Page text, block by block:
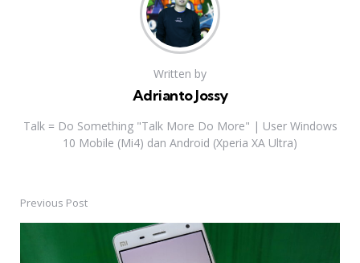
Written by
Adrianto Jossy
Talk = Do Something "Talk More Do More" | User Windows
10 Mobile (Mi4) dan Android (Xperia XA Ultra)
PostPrevious Post